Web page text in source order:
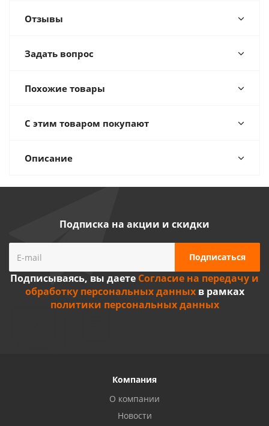
Отзывы
Задать вопрос
Похожие товары
С этим товаром покупают
Описание
Подписка на акции и скидки
Подписываясь, вы даете Согласие на передачу и
обработку персональных данныхв рамках
политики персональных данных
Компания
О компании
Новости